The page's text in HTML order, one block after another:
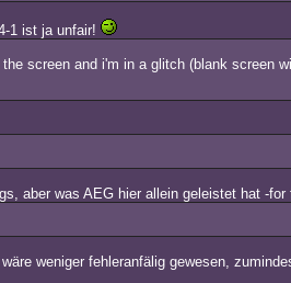
1 ist ja unfair!
screen and i'm in a glitch (blank screen
aber was AEG hier allein geleistet hat -
weniger fehleranfälig gewesen,